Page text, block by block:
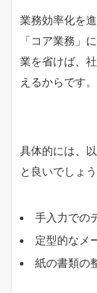
業務効率化を
「コア業務」
業を省けば、
えるからです。
具体的には、
と良いでしょう
手入力での
定型的なメ
紙の書類の